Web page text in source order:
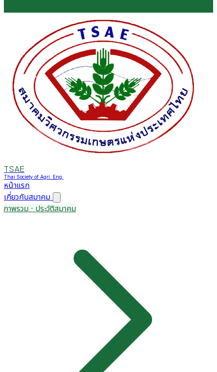
TSAE
Thai Society of Agri. Eng.
หน้าแรก
เกี่ยวกับสมาคม
ภาพรวม · ประวัติสมาคม